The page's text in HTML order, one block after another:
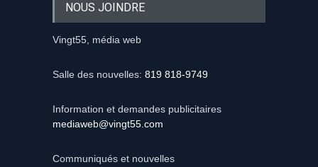
NOUS JOINDRE
Vingt55, média web
Salle des nouvelles: 819 818-9749
Information et demandes publicitaires
mediaweb@vingt55.com
Communiqués et nouvelles